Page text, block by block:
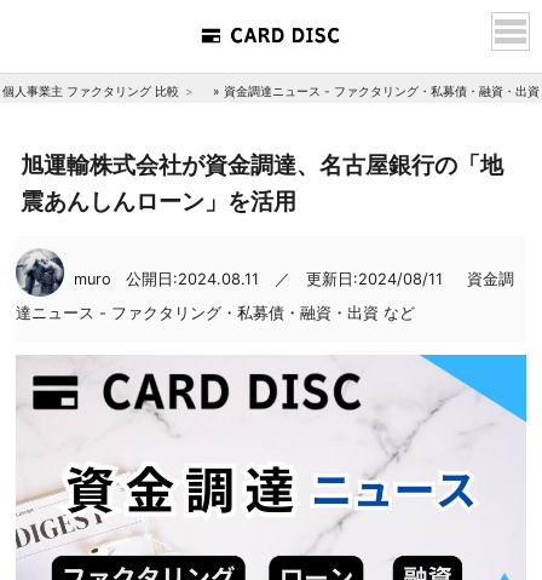
個人事業主 ファクタリング 比較 » 資金調達ニュース - ファクタリング・私募債・融資・出
旭運輸株式会社が資金調達、名古屋銀行の「地
震あんしんローン」を活用
muro 公開日:2024.08.11 ／ 更新日:2024/08/11
資金調
達ニュース - ファクタリング・私募債・融資・出資 など